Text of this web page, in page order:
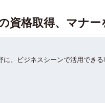
資格取得、マナ
、ビジネスシーンで活用でき